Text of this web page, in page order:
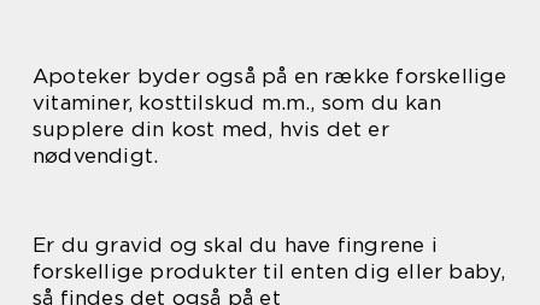
Apoteker byder også på en række forskellige
vitaminer, kosttilskud m.m., som du kan
supplere din kost med, hvis det er
nødvendigt.
Er du gravid og skal du have fingrene i
forskellige produkter til enten dig eller baby,
så findes det også på et